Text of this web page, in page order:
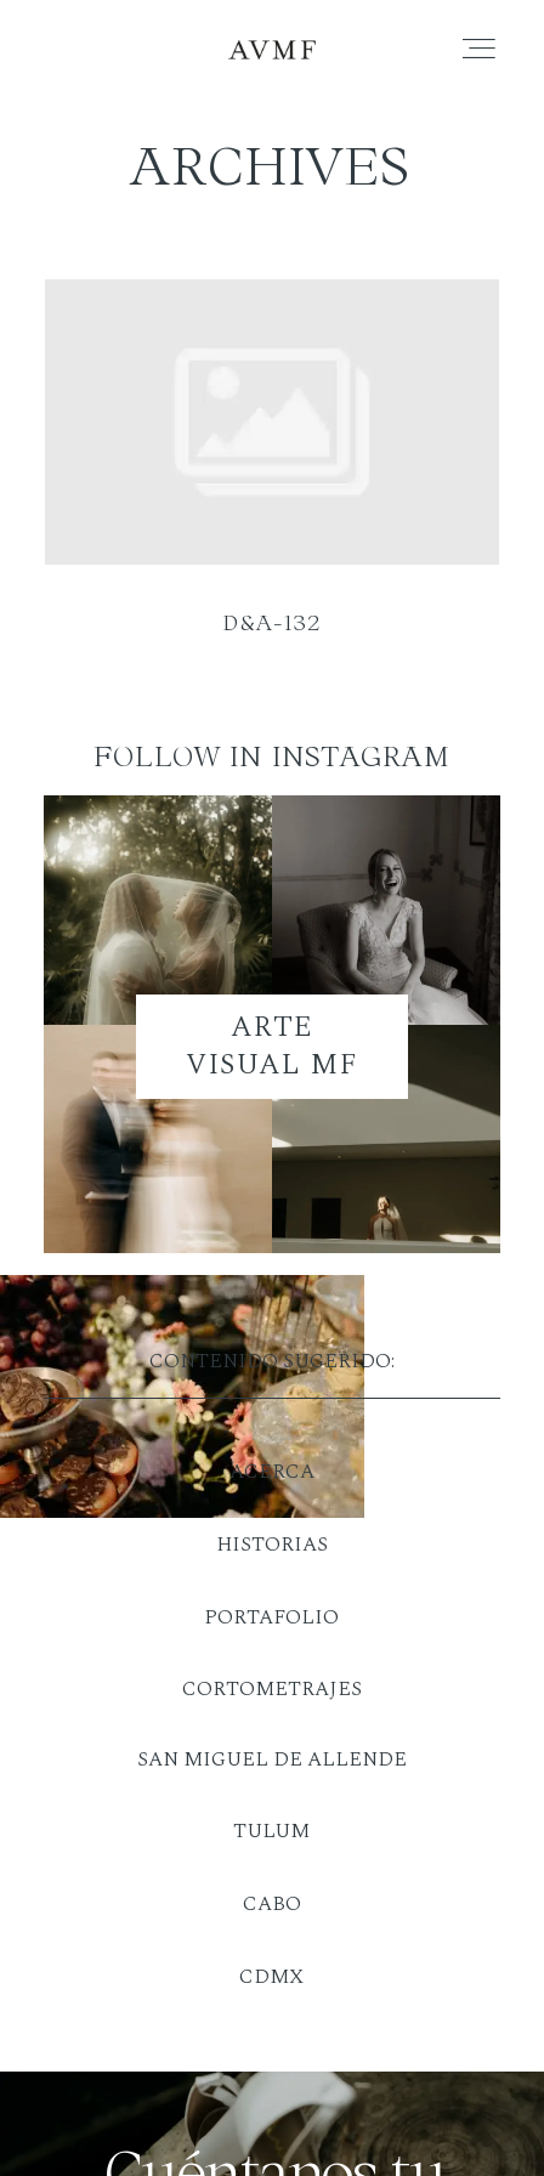
PORTAFOLIO
ARCHIVES
D&A-132
FOLLOW IN INSTAGRAM
ARTE
VISUAL MF
CONTENIDO SUGERIDO:
ACERCA
SAN MIGUEL DE ALLENDE
HISTORIAS
TULUM
PORTAFOLIO
CABO
CDMX
CORTOMETRAJES